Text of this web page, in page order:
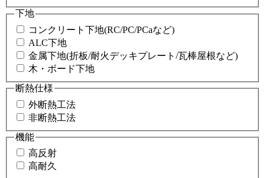
下地
コンクリート下地(RC/PC/PCaなど)
ALC下地
金属下地(折板/耐火デッキプレート/瓦棒屋根など)
木・ボード下地
断熱仕様
外断熱工法
非断熱工法
機能
高反射
高耐久